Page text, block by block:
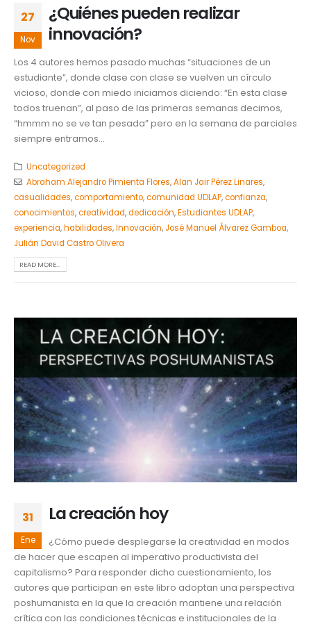
27
Nov
¿Quiénes pueden realizar
innovación?
Los 4 autores hemos pasado muchas “situaciones de un
estudiante”, donde clase con clase se vuelven un círculo
vicioso, donde con miedo iniciamos diciendo: “En esta clase
todos truenan”, al paso de las primeras semanas decimos,
“hmmm no se ve tan pesada” pero en la semana de parciales
siempre entramos...
Uncategorized
Abraham Alejandro Pimienta Flores,Alan Jair Pérez Linares,
casualidades,comportamiento,comunidad UDLAP,confianza,
conocimientos,creatividad,dedicación,Estudiantes UDLAP,
experiencia,habilidades,Innovación, José Manuel Álvarez Gamboa,
Julián David Castro Olivera
READ MORE...
31
Ene
La creación hoy
¿Cómo puede desplegarse la creatividad en modos
de hacer que escapen al imperativo productivista del
capitalismo? Para responder dicho cuestionamiento, los
autores que participan en este libro adoptan una perspectiva
poshumanista en la que la creación mantiene una relación
crítica con las condiciones técnicas e institucionales de la